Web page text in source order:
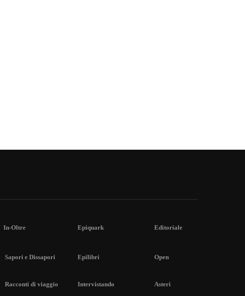
In-Oltre Epiquark Editoriale
Sapori e Dissapori Epilibri Open
Racconti di viaggio Intervistando Asteri